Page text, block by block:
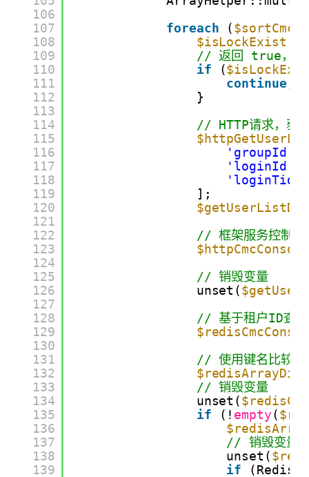
106
107
108
109
110
111
112
113
114
115
116
117
118
119
120
121
122
123
124
125
126
127
128
129
130
131
132
133
134
135
136
137
138
139
foreach
(
$isLockExist
// 返回 true，表示
if
(
continue;
}
// HTTP请求，获
'groupId'
'loginId'
'loginTid'
];
// 框架服务控制
// 销毁变量
unset(
// 基于租户ID查
// 使用键名比较计
// 销毁变量
unset(
if
(! empty(
// 销毁变量
unset(
if